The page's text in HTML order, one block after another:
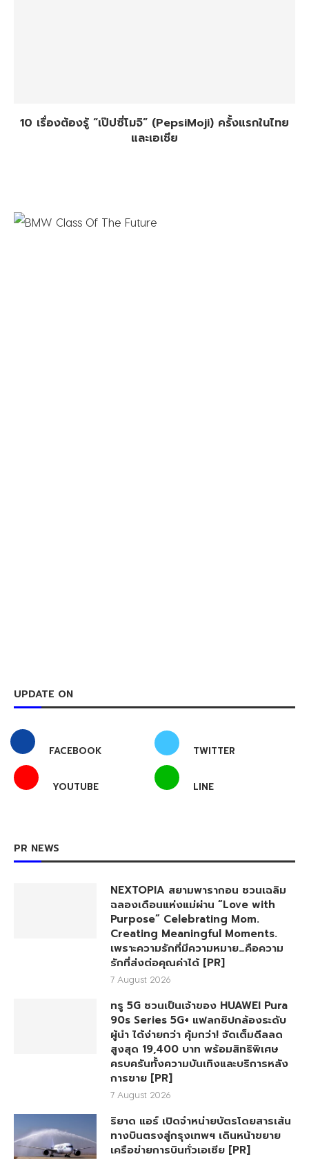
10 เรื่องต้องรู้ “เป๊ปซี่โมจิ” (PepsiMoji) ครั้งแรกในไทย
และเอเชีย
UPDATE ON
FACEBOOK TWITTER
YOUTUBE LINE
PR NEWS
NEXTOPIA สยามพารากอน ชวนเฉลิม
ฉลองเดือนแห่งแม่ผ่าน “Love with
Purpose” Celebrating Mom.
Creating Meaningful Moments.
เพราะความรักที่มีความหมาย…คือความ
รักที่ส่งต่อคุณค่าได้ [PR]
7 August 2026
ทรู 5G ชวนเป็นเจ้าของ HUAWEI Pura
90s Series 5G+ แฟลกชิปกล้องระดับ
ผู้นำ ได้ง่ายกว่า คุ้มกว่า! จัดเต็มดีลลด
สูงสุด 19,400 บาท พร้อมสิทธิพิเศษ
ครบครันทั้งความบันเทิงและบริการหลัง
การขาย [PR]
7 August 2026
ริยาด แอร์ เปิดจำหน่ายบัตรโดยสารเส้น
ทางบินตรงสู่กรุงเทพฯ เดินหน้าขยาย
เครือข่ายการบินทั่วเอเชีย [PR]